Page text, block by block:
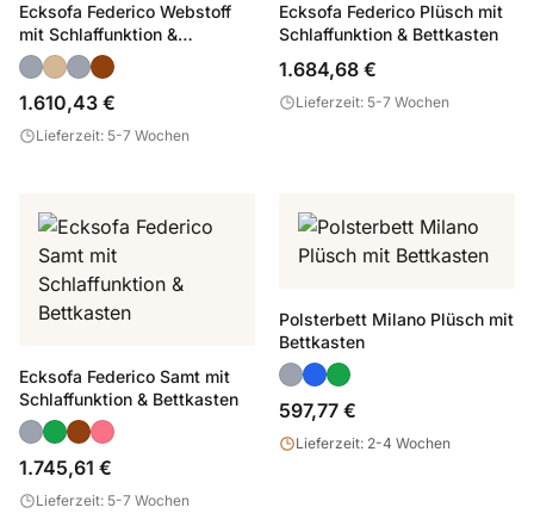
Ecksofa Federico Webstoff
mit Schlaffunktion &
Bettkasten
1.610,43 €
Lieferzeit: 5-7 Wochen
Ecksofa Federico Plüsch mit
Schlaffunktion & Bettkasten
1.684,68 €
Lieferzeit: 5-7 Wochen
Ecksofa Federico Samt mit
Schlaffunktion & Bettkasten
1.745,61 €
Lieferzeit: 5-7 Wochen
Polsterbett Milano Plüsch mit
Bettkasten
597,77 €
Lieferzeit: 2-4 Wochen